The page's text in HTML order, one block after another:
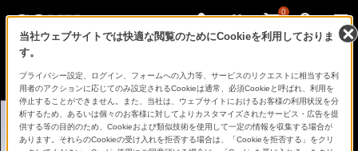
0
あ、
見
た
こ
と
の
当社ウェブサイトでは快適な閲覧のためにCookieを利用しておりま
す。
プライバシー設定、ログイン、フォームへの入力等、サービスのリクエストに相当する利
用者のアクションに応じてのみ設定されるCookieは通常、必須Cookieと呼ばれ、利用を
停止することができません。また、当社は、ウェブサイトにおけるお客様の利用状況を分
析するため、あるいは個々のお客様に対してよりカスタマイズされたサービス・広告を提
供する等の目的のため、Cookieおよび類似技術を使用して一定の情報を収集する場合が
あります。それらのCookieの受け入れを拒否する場合は、「Cookieを拒否する」をクリ